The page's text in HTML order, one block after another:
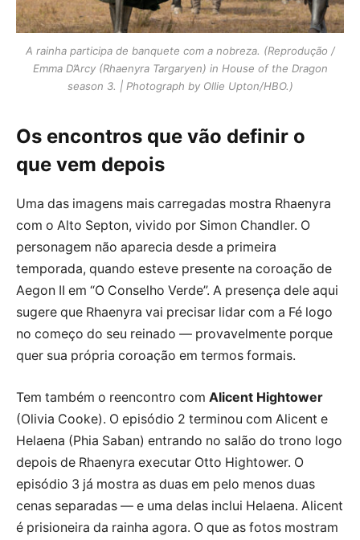
A rainha participa de banquete com a nobreza. (Reprodução /
Emma D’Arcy (Rhaenyra Targaryen) in House of the Dragon
season 3. | Photograph by Ollie Upton/HBO.)
Os encontros que vão definir o
que vem depois
Uma das imagens mais carregadas mostra Rhaenyra
com o Alto Septon, vivido por Simon Chandler. O
personagem não aparecia desde a primeira
temporada, quando esteve presente na coroação de
Aegon II em “O Conselho Verde”. A presença dele aqui
sugere que Rhaenyra vai precisar lidar com a Fé logo
no começo do seu reinado — provavelmente porque
quer sua própria coroação em termos formais.
Tem também o reencontro com Alicent Hightower
(Olivia Cooke). O episódio 2 terminou com Alicent e
Helaena (Phia Saban) entrando no salão do trono logo
depois de Rhaenyra executar Otto Hightower. O
episódio 3 já mostra as duas em pelo menos duas
cenas separadas — e uma delas inclui Helaena. Alicent
é prisioneira da rainha agora. O que as fotos mostram